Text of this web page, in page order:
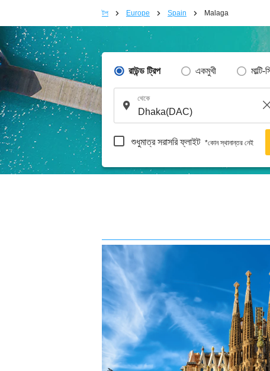
টপ Europe Spain Malaga
রাউন্ড ট্রিপ একমুখী মাল্টি-
থেকে
শুধুমাত্র সরাসরি ফ্লাইট *কোন স্থানান্তর নেই